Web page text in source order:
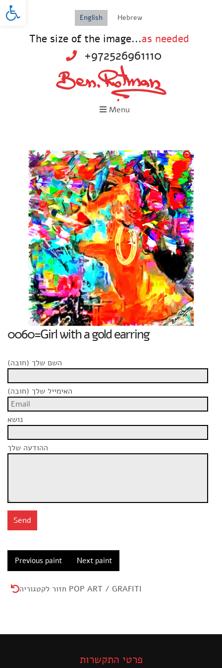
English Hebrew
The size of the image...as needed
+972526961110
Menu
0060=Girl with a gold earring
השם שלך (חובה)
האימייל שלך (חובה)
נושא
ההודעה שלך
Previous paint Next paint
חזור לקטגוריה POP ART / GRAFITI
פרטי התקשרות